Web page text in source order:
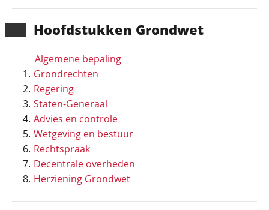
Hoofd­stukken Grondwet
Algemene bepaling
Grondrechten
Regering
Staten-Generaal
Advies en controle
Wetgeving en bestuur
Rechtspraak
Decentrale overheden
Herziening Grondwet